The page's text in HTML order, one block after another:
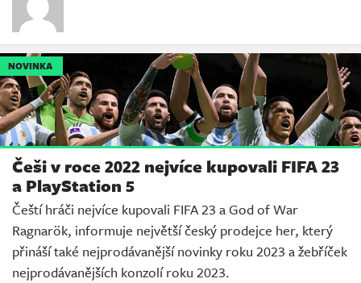
NOVINKA
Češi v roce 2022 nejvíce kupovali FIFA 23
a PlayStation 5
Čeští hráči nejvíce kupovali FIFA 23 a God of War
Ragnarök, informuje největší český prodejce her, který
přináší také nejprodávanější novinky roku 2023 a žebříček
nejprodávanějších konzolí roku 2023.